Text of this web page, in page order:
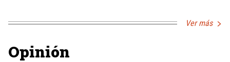
Ver más
Opinión